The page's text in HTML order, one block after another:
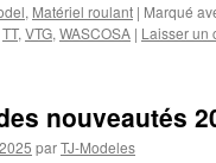
, Matériel roulant | Marqué
TT, VTG, WASCOSA | Laisser un
nouveautés
parTJ-Modeles